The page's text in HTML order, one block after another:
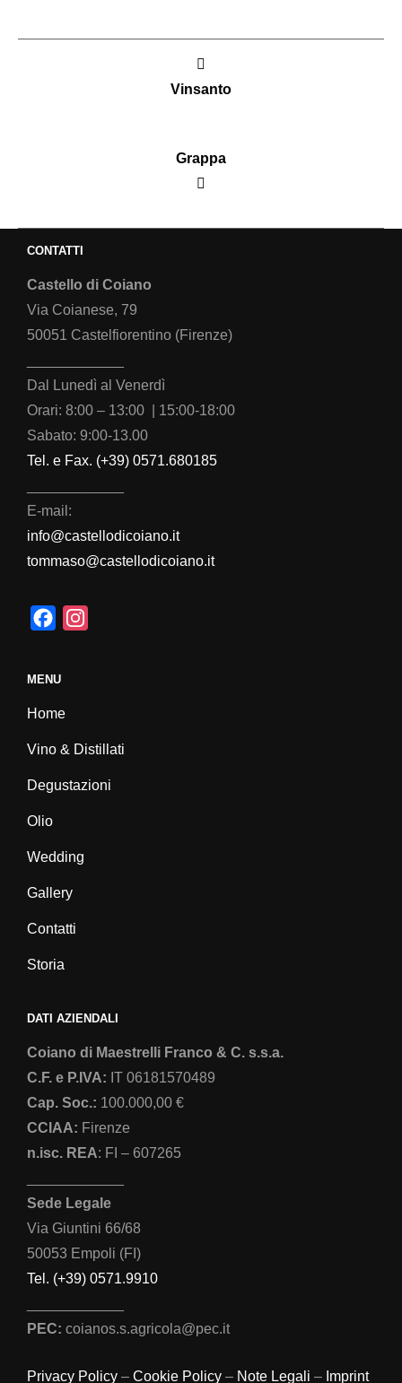
Vinsanto
Grappa
CONTATTI
Castello di Coiano
Via Coianese, 79
50051 Castelfiorentino (Firenze)
Dal Lunedì al Venerdì
Orari: 8:00 – 13:00 | 15:00-18:00
Sabato: 9:00-13.00
Tel. e Fax. (+39) 0571.680185
E-mail:
info@castellodicoiano.it
tommaso@castellodicoiano.it
b
o
k
g
a
MENU
Home
Vino & Distillati
Degustazioni
Olio
Wedding
Gallery
Contatti
Storia
DATI AZIENDALI
Coiano di Maestrelli Franco & C. s.s.a.
C.F. e P.IVA: IT 06181570489
Cap. Soc.: 100.000,00 €
CCIAA: Firenze
n.isc. REA: FI – 607265
Sede Legale
Via Giuntini 66/68
50053 Empoli (FI)
Tel. (+39) 0571.9910
PEC: coianos.s.agricola@pec.it
Privacy Policy – Cookie Policy – Note Legali – Imprint